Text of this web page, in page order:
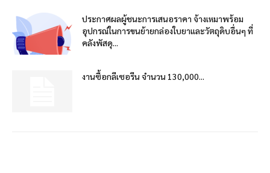
ประกาศผลผู้ชนะการเสนอราคา จ้างเหมาพร้อม
อุปกรณ์ในการขนย้ายกล่องใบยาและวัตถุดิบอื่นๆ ที่
คลังพัสดุ...
งานซื้อกลีเซอรีน จำนวน 130,000...